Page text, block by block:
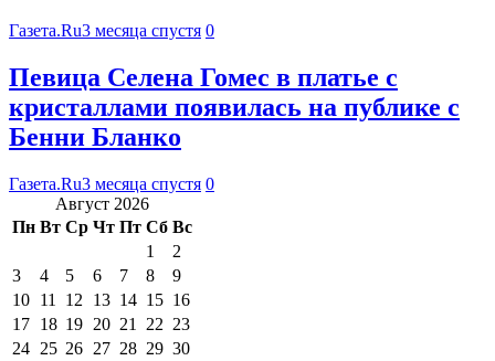
Газета.Ru3 месяца спустя 0
Певица Селена Гомес в платье с
кристаллами появилась на публике с
Бенни Бланко
Газета.Ru3 месяца спустя 0
Август 2026
Пн Вт Ср Чт Пт Сб Вс
1
2
3
4 5 6 7 8
9
10 11 12 13 14 15 16
17 18 19 20 21 22 23
24 25 26 27 28 29 30